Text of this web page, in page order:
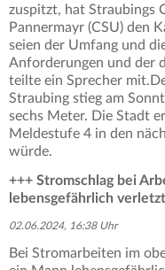
zuspitzt, hat Straubings
Pannermayr (CSU) den
seien der Umfang und
Anforderungen und der
teilte ein Sprecher
Straubing stieg am
sechs Meter. Die Stadt
Meldestufe 4 in den
würde.
+++ Stromschlag bei
lebensgefährlich
02.06.2024, 16:38 Uhr
Bei Stromarbeiten im